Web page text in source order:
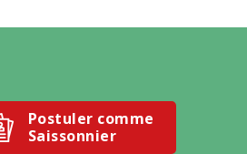
Postuler comme
Saissonnier